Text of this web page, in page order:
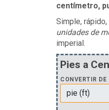
centímetro,
Simple,
unidades de
imperial.
Pies a
CONVERTIR DE